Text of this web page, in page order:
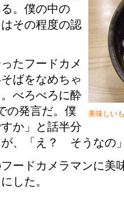
美味しい
。僕の中の
その程度の認
たフードカメ
ばをなめちゃ
べろべろに酔
の発言だ。僕
か」と話半分
、「え？ そうなの
ードカメラマンに美
した。